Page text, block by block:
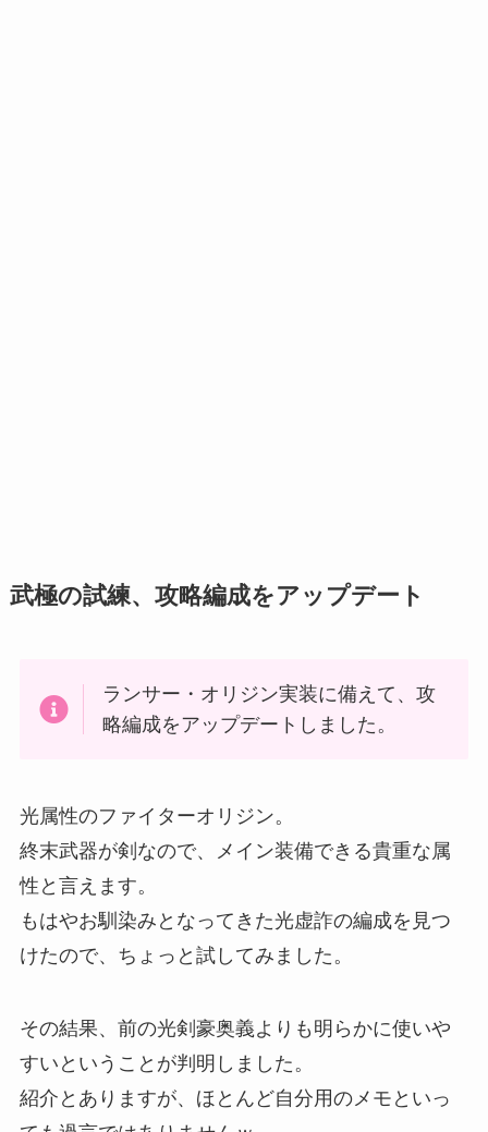
武極の試練、攻略編成をアップデート
ランサー・オリジン実装に備えて、攻
略編成をアップデートしました。
光属性のファイターオリジン。
終末武器が剣なので、メイン装備できる貴重な属
性と言えます。
もはやお馴染みとなってきた光虚詐の編成を見つ
けたので、ちょっと試してみました。
その結果、前の光剣豪奥義よりも明らかに使いや
すいということが判明しました。
紹介とありますが、ほとんど自分用のメモといっ